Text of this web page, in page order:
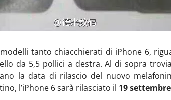
tanto chiacchierati di iPhone 6,
da 5,5 pollici a destra. Al di sopra
la data di rilascio del nuovo
l’iPhone 6 sarà rilasciato il 19